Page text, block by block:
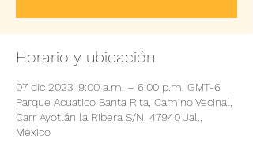
Horario y ubicación
07 dic 2023, 9:00 a.m. – 6:00 p.m. GMT-6
Parque Acuatico Santa Rita, Camino Vecinal,
Carr Ayotlán la Ribera S/N, 47940 Jal.,
México